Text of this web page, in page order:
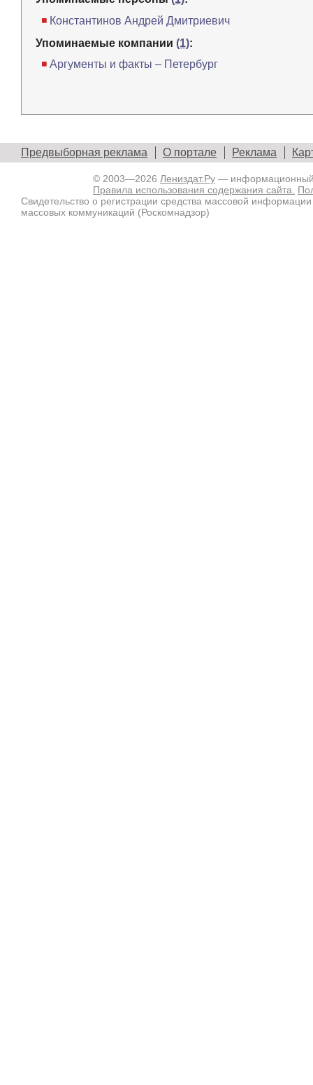
Константинов Андрей Дмитриевич
Упоминаемые компании (1):
Аргументы и факты – Петербург
Предвыборная реклама О портале Реклама
© 2003—2026 Лениздат.Ру — информационный
Правила использования содержания сайта.
Свидетельство о регистрации средства массовой
массовых коммуникаций (Роскомнадзор)